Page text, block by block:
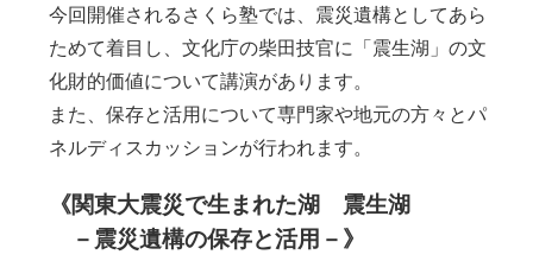
今回開催されるさくら塾では、震災遺構としてあら
ためて着目し、文化庁の柴田技官に「震生湖」の文
化財的価値について講演があります。
また、保存と活用について専門家や地元の方々とパ
ネルディスカッションが行われます。
《関東大震災で生まれた湖 震生湖
－震災遺構の保存と活用－》